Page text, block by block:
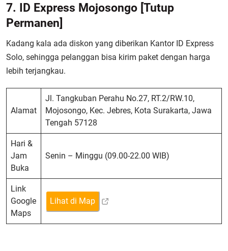
7. ID Express Mojosongo [Tutup
Permanen]
Kadang kala ada diskon yang diberikan Kantor ID Express
Solo, sehingga pelanggan bisa kirim paket dengan harga
lebih terjangkau.
Alamat
Jl. Tangkuban Perahu No.27, RT.2/RW.10,
Mojosongo, Kec. Jebres, Kota Surakarta, Jawa
Tengah 57128
Hari &
Jam
Buka
Senin – Minggu (09.00-22.00 WIB)
Link
Google
Maps
Lihat di Map